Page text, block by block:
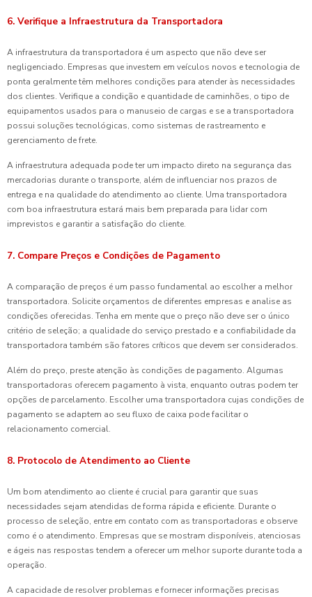
6. Verifique a Infraestrutura da Transportadora
A infraestrutura da transportadora é um aspecto que não deve ser
negligenciado. Empresas que investem em veículos novos e tecnologia de
ponta geralmente têm melhores condições para atender às necessidades
dos clientes. Verifique a condição e quantidade de caminhões, o tipo de
equipamentos usados para o manuseio de cargas e se a transportadora
possui soluções tecnológicas, como sistemas de rastreamento e
gerenciamento de frete.
A infraestrutura adequada pode ter um impacto direto na segurança das
mercadorias durante o transporte, além de influenciar nos prazos de
entrega e na qualidade do atendimento ao cliente. Uma transportadora
com boa infraestrutura estará mais bem preparada para lidar com
imprevistos e garantir a satisfação do cliente.
7. Compare Preços e Condições de Pagamento
A comparação de preços é um passo fundamental ao escolher a melhor
transportadora. Solicite orçamentos de diferentes empresas e analise as
condições oferecidas. Tenha em mente que o preço não deve ser o único
critério de seleção; a qualidade do serviço prestado e a confiabilidade da
transportadora também são fatores críticos que devem ser considerados.
Além do preço, preste atenção às condições de pagamento. Algumas
transportadoras oferecem pagamento à vista, enquanto outras podem ter
opções de parcelamento. Escolher uma transportadora cujas condições de
pagamento se adaptem ao seu fluxo de caixa pode facilitar o
relacionamento comercial.
8. Protocolo de Atendimento ao Cliente
Um bom atendimento ao cliente é crucial para garantir que suas
necessidades sejam atendidas de forma rápida e eficiente. Durante o
processo de seleção, entre em contato com as transportadoras e observe
como é o atendimento. Empresas que se mostram disponíveis, atenciosas
e ágeis nas respostas tendem a oferecer um melhor suporte durante toda a
operação.
A capacidade de resolver problemas e fornecer informações precisas